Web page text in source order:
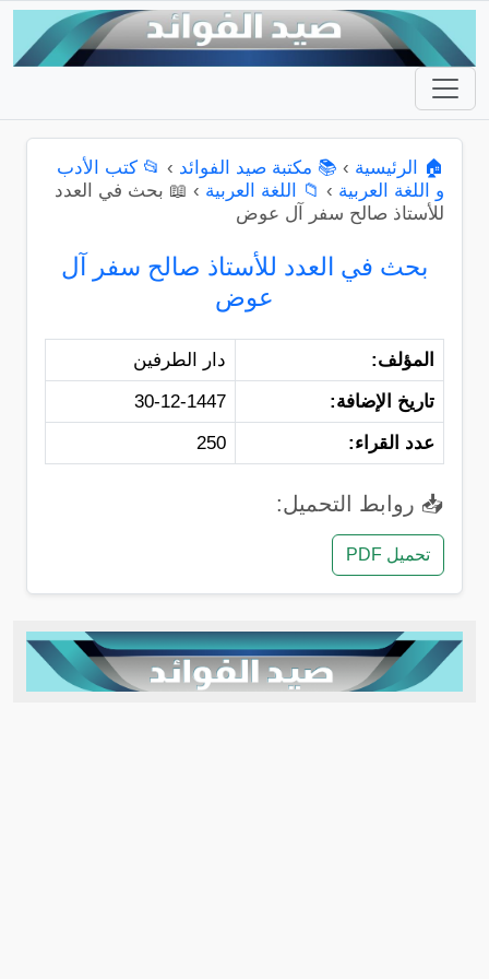
🏠 الرئيسية › 📚 مكتبة صيد الفوائد › 📂 كتب الأدب
و اللغة العربية › 📁 اللغة العربية › 📖 بحث في العدد
للأستاذ صالح سفر آل عوض
بحث في العدد للأستاذ صالح سفر آل
عوض
المؤلف:
دار الطرفين
تاريخ الإضافة:
30-12-1447
عدد القراء:
250
📥 روابط التحميل:
تحميل PDF